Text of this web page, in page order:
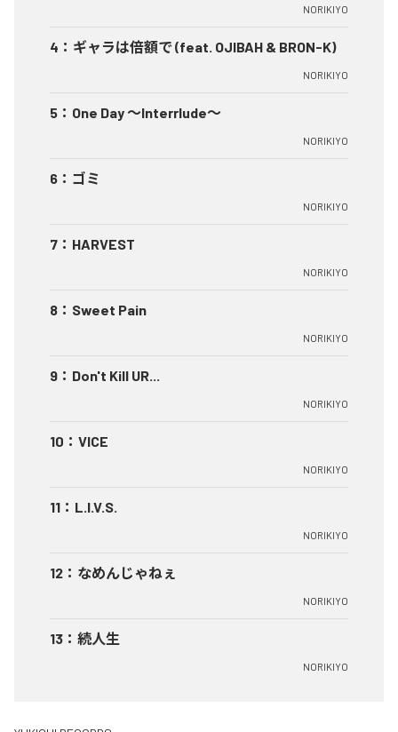
NORIKIYO
4 ： ギャラは倍額で (feat. OJIBAH & BRON-K)
NORIKIYO
5 ： One Day ～Interrlude～
NORIKIYO
6 ： ゴミ
NORIKIYO
7 ： HARVEST
NORIKIYO
8 ： Sweet Pain
NORIKIYO
9 ： Don't Kill UR...
NORIKIYO
10 ： VICE
NORIKIYO
11 ： L.I.V.S.
NORIKIYO
12 ： なめんじゃねぇ
NORIKIYO
13 ： 続人生
NORIKIYO